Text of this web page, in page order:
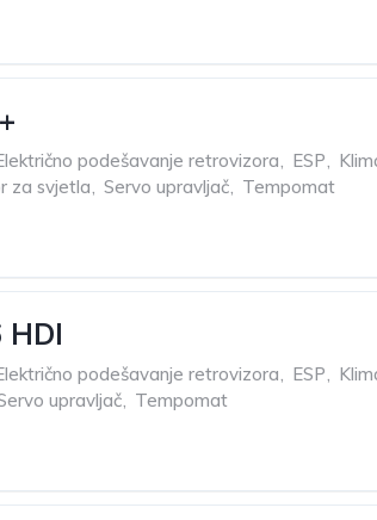
podešavanje retrovizora, ESP,
za svjetla, Servo upravljač, Tempomat
HDI
podešavanje retrovizora, ESP,
upravljač, Tempomat